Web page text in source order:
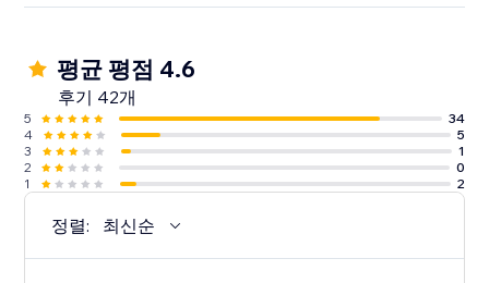
평균 평점 4.6
후기 42개
5
34
4
5
3
1
2
0
1
2
정렬: 최신순